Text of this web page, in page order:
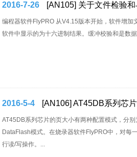
2016-7-26 [AN105] 关于文件检验
编程器软件FlyPRO 从V4.15版本开始，软件增加
软件中显示的为十六进制结果。缓冲校验和是数
2016-5-4 [AN106] AT45DB系列芯
AT45DB系列芯片的页大小有两种配置模式，分
DataFlash模式。在烧录器软件FlyPRO中，对每
行读/写操作。...